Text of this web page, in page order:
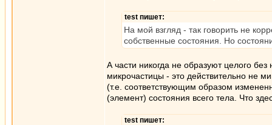
test пишет:
На мой взгляд - так говорить не
собственные состояния. Но
А части никогда не образуют целого
микрочастицы - это действительно не
(т.е. соответствующим образом
(элемент) состояния всего тела. Что
test пишет: